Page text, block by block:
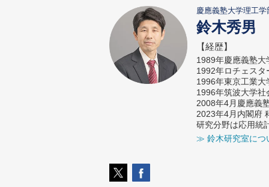
慶應義塾大学理工
鈴木秀男
【経歴】
1989年慶應義塾
1992年ロチェス
1996年東京工業
1996年筑波大学
2008年4月慶應義
2023年4月内閣府
研究分野は応用統
≫ 鈴木研究室につ